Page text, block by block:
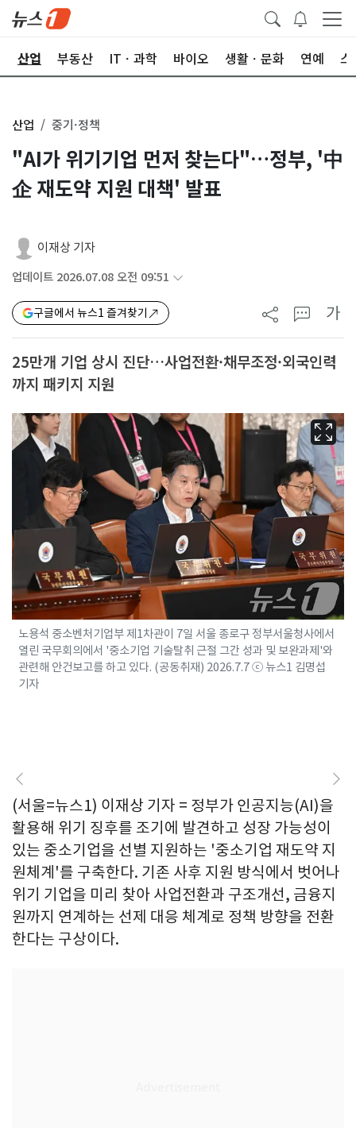
산업 부동산 ITㆍ과학 바이오 생활ㆍ문화 연예 스
산업 중기·정책
"AI가 위기기업 먼저 찾는다"…정부, '中
企 재도약 지원 대책' 발표
이재상 기자
업데이트 2026.07.08 오전 09:51
구글에서 뉴스1 즐겨찾기 가
25만개 기업 상시 진단…사업전환·채무조정·외국인력
까지 패키지 지원
노용석 중소벤처기업부 제1차관이 7일 서울 종로구 정부서울청사에서
열린 국무회의에서 '중소기업 기술탈취 근절 그간 성과 및 보완과제'와
관련해 안건보고를 하고 있다. (공동취재) 2026.7.7 ⓒ 뉴스1 김명섭
기자
(서울=뉴스1) 이재상 기자 = 정부가 인공지능(AI)을
활용해 위기 징후를 조기에 발견하고 성장 가능성이
있는 중소기업을 선별 지원하는 '중소기업 재도약 지
원체계'를 구축한다. 기존 사후 지원 방식에서 벗어나
위기 기업을 미리 찾아 사업전환과 구조개선, 금융지
원까지 연계하는 선제 대응 체계로 정책 방향을 전환
한다는 구상이다.